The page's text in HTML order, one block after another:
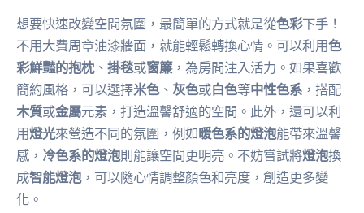
想要快速改變空間氛圍，最簡單的方式就是從色彩下手！
不用大費周章油漆牆面，就能輕鬆轉換心情。可以利用色
彩鮮豔的抱枕、 掛毯或窗簾，為房間注入活力。如果喜歡
簡約風格，可以選擇米色、 灰色或白色等中性色系 ，搭配
木質或金屬元素，打造溫馨舒適的空間。此外，還可以利
用燈光來營造不同的氛圍，例如暖色系的燈泡能帶來溫馨
感， 冷色系的燈泡則能讓空間更明亮。不妨嘗試將燈泡換
成智能燈泡，可以隨心情調整顏色和亮度，創造更多變
化。